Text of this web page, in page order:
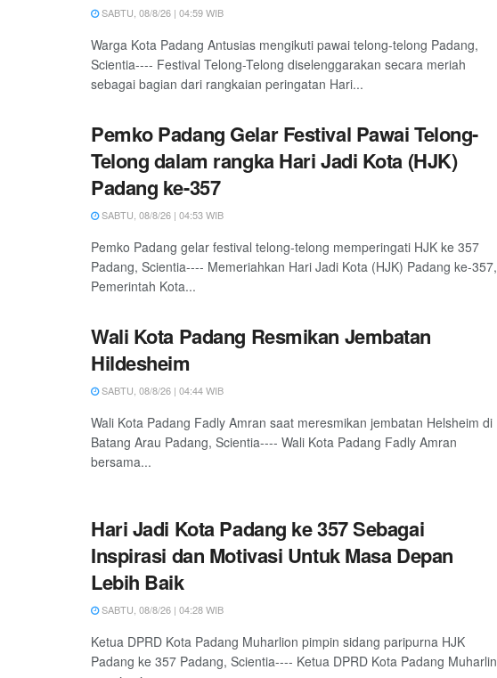
SABTU, 08/8/26 | 04:59 WIB
Warga Kota Padang Antusias mengikuti pawai telong-telong Padang,
Scientia---- Festival Telong-Telong diselenggarakan secara meriah
sebagai bagian dari rangkaian peringatan Hari...
Pemko Padang Gelar Festival Pawai Telong-
Telong dalam rangka Hari Jadi Kota (HJK)
Padang ke-357
SABTU, 08/8/26 | 04:53 WIB
Pemko Padang gelar festival telong-telong memperingati HJK ke 357
Padang, Scientia---- Memeriahkan Hari Jadi Kota (HJK) Padang ke-357,
Pemerintah Kota...
Wali Kota Padang Resmikan Jembatan
Hildesheim
SABTU, 08/8/26 | 04:44 WIB
Wali Kota Padang Fadly Amran saat meresmikan jembatan Helsheim di
Batang Arau Padang, Scientia---- Wali Kota Padang Fadly Amran
bersama...
Hari Jadi Kota Padang ke 357 Sebagai
Inspirasi dan Motivasi Untuk Masa Depan
Lebih Baik
SABTU, 08/8/26 | 04:28 WIB
Ketua DPRD Kota Padang Muharlion pimpin sidang paripurna HJK
Padang ke 357 Padang, Scientia---- Ketua DPRD Kota Padang Muharlin